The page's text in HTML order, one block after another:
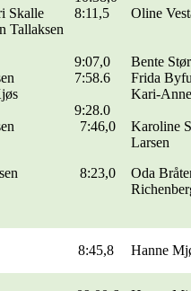
Skalle
Tallaksen
8:11,5
9:07,0
Oline
Bente
7:58.6
9:28.0
Frida
Kari-
7:46,0
Karoline
Larsen
8:23,0
Oda
8:45,8 Hanne